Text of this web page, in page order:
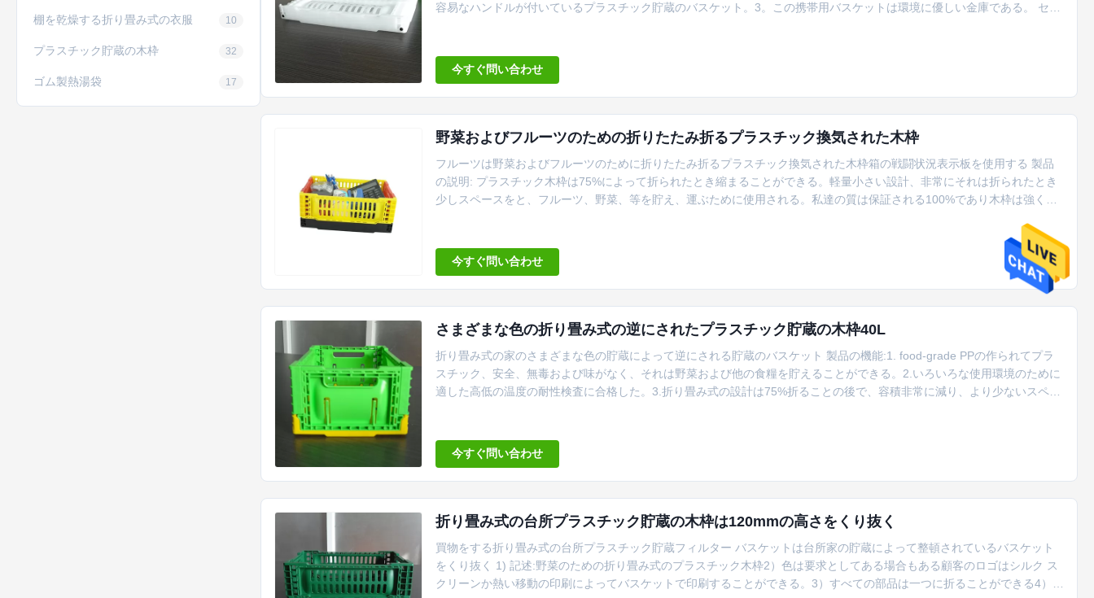
棚を乾燥する折り畳み式の衣服 10
プラスチック貯蔵の木枠 32
ゴム製熱湯袋 17
容易なハンドルが付いているプラスチック貯蔵のバスケット。3。この携帯用バスケットは環境に優しい金庫である。 セリ
今すぐ問い合わせ
野菜およびフルーツのための折りたたみ折るプラスチック換気された木枠
フルーツは野菜およびフルーツのために折りたたみ折るプラスチック換気された木枠箱の戦闘状況表示板を使用する 製品
の説明: プラスチック木枠は75%によって折られたとき縮まることができる。軽量小さい設計、非常にそれは折られたとき
少しスペースをと、フルーツ、野菜、等を貯え、運ぶために使用される。私達の質は保証される100%であり木枠は強く、
スの黄色と緑（項目を捜している時異なったタイプの項目を、および戸棚にまたは棚にそれからリストされていて、繰り返
しくまなく捜すことの時間を無駄にしな...
今すぐ問い合わせ
さまざまな色の折り畳み式の逆にされたプラスチック貯蔵の木枠40L
折り畳み式の家のさまざまな色の貯蔵によって逆にされる貯蔵のバスケット 製品の機能:1. food-grade PPの作られてプラ
スチック、安全、無毒および味がなく、それは野菜および他の食糧を貯えることができる。2.いろいろな使用環境のために
適した高低の温度の耐性検査に合格した。3.折り畳み式の設計は75%折ることの後で、容積非常に減り、より少ないスペー
く、色はカスタマ...
今すぐ問い合わせ
折り畳み式の台所プラスチック貯蔵の木枠は120mmの高さをくり抜く
買物をする折り畳み式の台所プラスチック貯蔵フィルター バスケットは台所家の貯蔵によって整頓されているバスケット
をくり抜く 1) 記述:野菜のための折り畳み式のプラスチック木枠2）色は要求としてある場合もある顧客のロゴはシルク ス
クリーンか熱い移動の印刷によってバスケットで印刷することができる。3）すべての部品は一つに折ることができる4）容